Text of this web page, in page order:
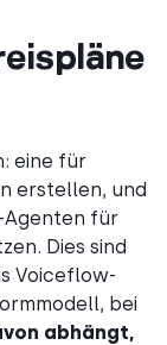
eine für
erstellen, und
Agenten für
Dies sind
Voiceflow-
bei
abhängt,